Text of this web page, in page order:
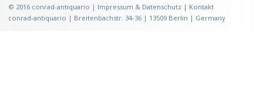
© 2016 conrad-antiquario | Impressum & Datenschutz | Kontakt
conrad-antiquario | Breitenbachstr. 34-36 | 13509 Berlin | Germany